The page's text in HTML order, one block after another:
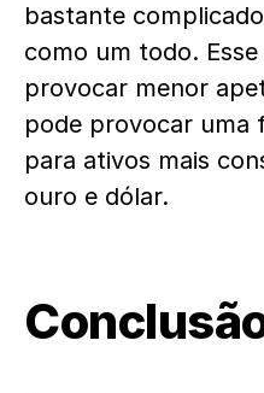
bastante
como um todo.
provocar menor
pode provocar uma
para ativos mais
ouro e dólar.